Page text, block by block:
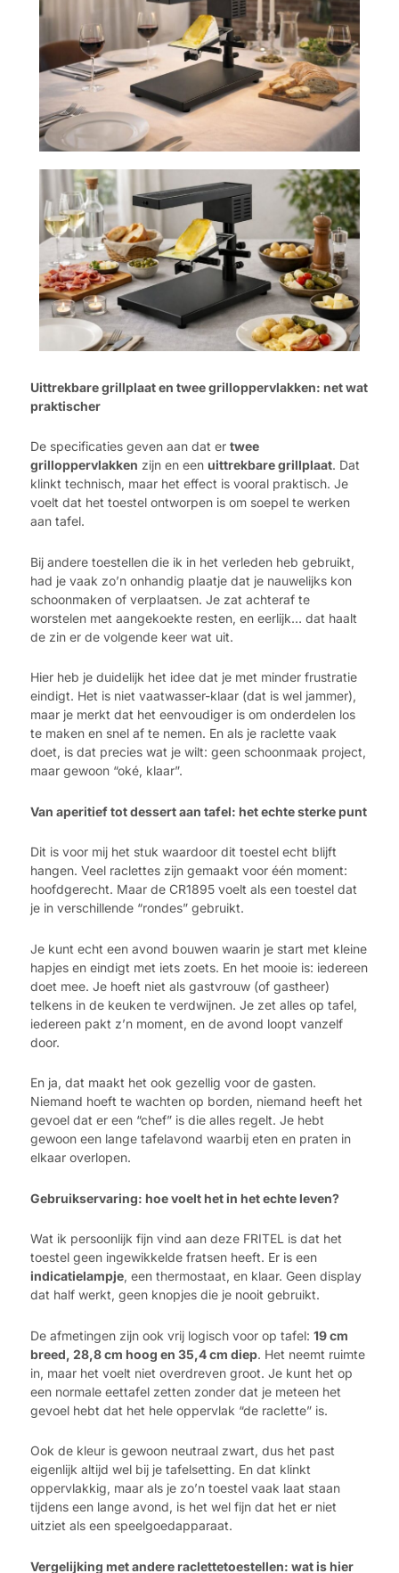
Uittrekbare grillplaat en twee grilloppervlakken: net wat
praktischer
De specificaties geven aan dat er twee
grilloppervlakken zijn en een uittrekbare grillplaat. Dat
klinkt technisch, maar het effect is vooral praktisch. Je
voelt dat het toestel ontworpen is om soepel te werken
aan tafel.
Bij andere toestellen die ik in het verleden heb gebruikt,
had je vaak zo’n onhandig plaatje dat je nauwelijks kon
schoonmaken of verplaatsen. Je zat achteraf te
worstelen met aangekoekte resten, en eerlijk… dat haalt
de zin er de volgende keer wat uit.
Hier heb je duidelijk het idee dat je met minder frustratie
eindigt. Het is niet vaatwasser-klaar (dat is wel jammer),
maar je merkt dat het eenvoudiger is om onderdelen los
te maken en snel af te nemen. En als je raclette vaak
doet, is dat precies wat je wilt: geen schoonmaak project,
maar gewoon “oké, klaar”.
Van aperitief tot dessert aan tafel: het echte sterke punt
Dit is voor mij het stuk waardoor dit toestel echt blijft
hangen. Veel raclettes zijn gemaakt voor één moment:
hoofdgerecht. Maar de CR1895 voelt als een toestel dat
je in verschillende “rondes” gebruikt.
Je kunt echt een avond bouwen waarin je start met kleine
hapjes en eindigt met iets zoets. En het mooie is: iedereen
doet mee. Je hoeft niet als gastvrouw (of gastheer)
telkens in de keuken te verdwijnen. Je zet alles op tafel,
iedereen pakt z’n moment, en de avond loopt vanzelf
door.
En ja, dat maakt het ook gezellig voor de gasten.
Niemand hoeft te wachten op borden, niemand heeft het
gevoel dat er een “chef” is die alles regelt. Je hebt
gewoon een lange tafelavond waarbij eten en praten in
elkaar overlopen.
Gebruikservaring: hoe voelt het in het echte leven?
Wat ik persoonlijk fijn vind aan deze FRITEL is dat het
toestel geen ingewikkelde fratsen heeft. Er is een
indicatielampje, een thermostaat, en klaar. Geen display
dat half werkt, geen knopjes die je nooit gebruikt.
De afmetingen zijn ook vrij logisch voor op tafel: 19 cm
breed, 28,8 cm hoog en 35,4 cm diep. Het neemt ruimte
in, maar het voelt niet overdreven groot. Je kunt het op
een normale eettafel zetten zonder dat je meteen het
gevoel hebt dat het hele oppervlak “de raclette” is.
Ook de kleur is gewoon neutraal zwart, dus het past
eigenlijk altijd wel bij je tafelsetting. En dat klinkt
oppervlakkig, maar als je zo’n toestel vaak laat staan
tijdens een lange avond, is het wel fijn dat het er niet
uitziet als een speelgoedapparaat.
Vergelijking met andere raclettetoestellen: wat is hier